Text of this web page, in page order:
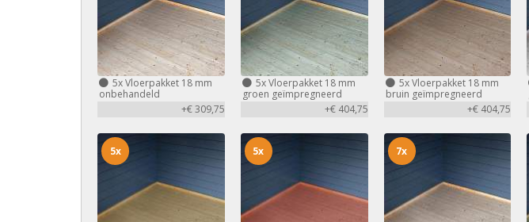
5xVloerpakket 18 mm
onbehandeld
+€ 309,75
5xVloerpakket 18 mm
groen geïmpregneerd
+€ 404,75
5xVloerpakket 18 mm
bruin geïmpregneerd
+€ 404,75
5x 5x 7x